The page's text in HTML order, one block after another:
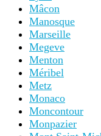
Mâcon
Manosque
Marseille
Megeve
Menton
Méribel
Metz
Monaco
Moncontour
Monpazier